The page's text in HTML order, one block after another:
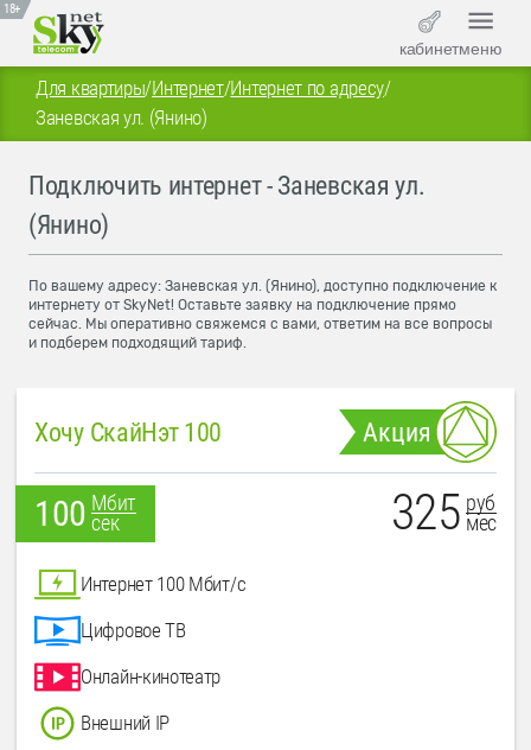
18+
кабинетменю
Для квартиры/Интернет/Интернет по адресу/
Заневская ул. (Янино)
Подключить интернет - Заневская ул.
(Янино)
По вашему адресу: Заневская ул. (Янино), доступно подключение к
интернету от SkyNet! Оставьте заявку на подключение прямо
сейчас. Мы оперативно свяжемся с вами, ответим на все вопросы
и подберем подходящий тариф.
Хочу СкайНэт 100 Акция
100 Мбит
сек
325 руб
мес
Интернет 100 Мбит/с
Цифровое ТВ
Онлайн-кинотеатр
Внешний IP